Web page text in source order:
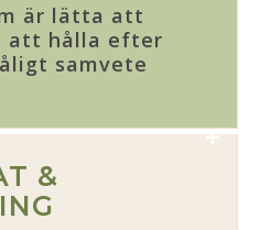
är lätta att
att hålla efter
samvete
&